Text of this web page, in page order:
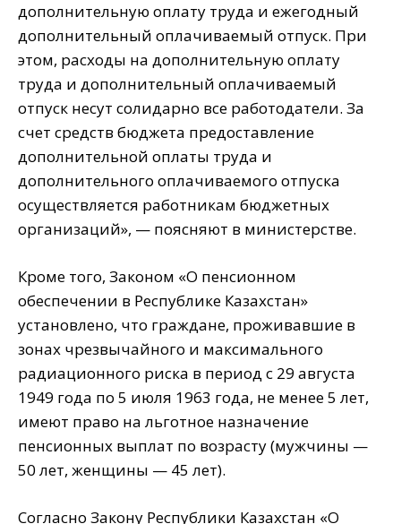
дополнительную оплату труда и ежегодный
дополнительный оплачиваемый отпуск. При
этом, расходы на дополнительную оплату
труда и дополнительный оплачиваемый
отпуск несут солидарно все работодатели. За
счет средств бюджета предоставление
дополнительной оплаты труда и
дополнительного оплачиваемого отпуска
осуществляется работникам бюджетных
организаций», — поясняют в министерстве.
Кроме того, Законом «О пенсионном
обеспечении в Республике Казахстан»
установлено, что граждане, проживавшие в
зонах чрезвычайного и максимального
радиационного риска в период с 29 августа
1949 года по 5 июля 1963 года, не менее 5 лет,
имеют право на льготное назначение
пенсионных выплат по возрасту (мужчины —
50 лет, женщины — 45 лет).
Согласно Закону Республики Казахстан «О